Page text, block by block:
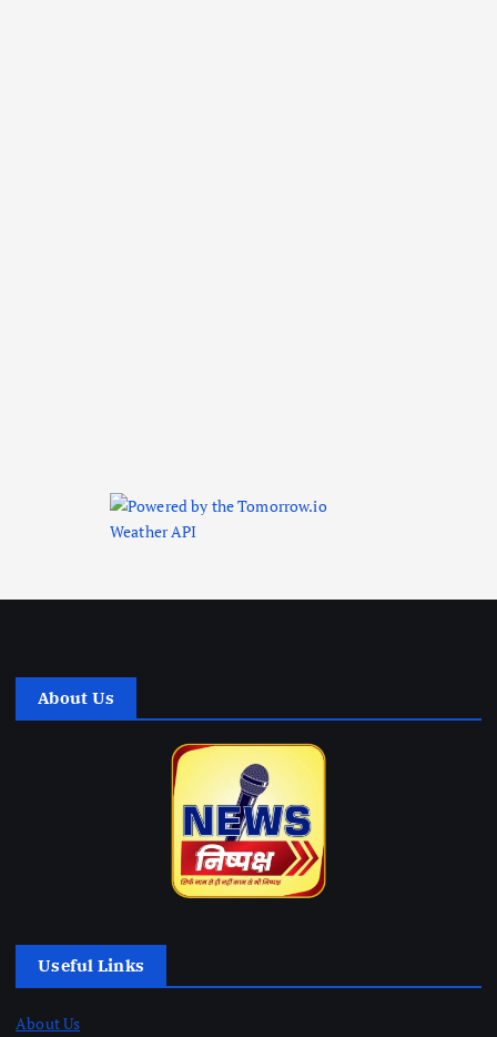
About Us
Useful Links
About Us